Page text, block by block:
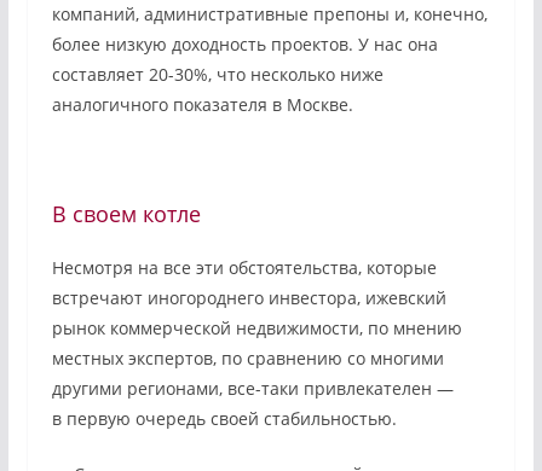
компаний, административные препоны и, конечно,
более низкую доходность проектов. У нас она
составляет 20-30%, что несколько ниже
аналогичного показателя в Москве.
В своем котле
Несмотря на все эти обстоятельства, которые
встречают иногороднего инвестора, ижевский
рынок коммерческой недвижимости, по мнению
местных экспертов, по сравнению со многими
другими регионами, все-таки привлекателен —
в первую очередь своей стабильностью.